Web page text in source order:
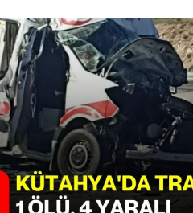
EĞİTİM
MAGAZİN
SAĞLIK
SPOR
11:11 MANŞET
Son Dakika Haberleri
Haber Arşivi